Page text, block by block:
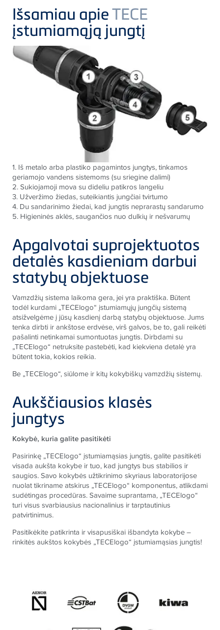
Išsamiau apieTECE
įstumiamąją jungtį
1. Iš metalo arba plastiko pagamintos jungtys, tinkamos
geriamojo vandens sistemoms (su sriegine dalimi)
2. Sukiojamoji mova su dideliu patikros langeliu
3. Užveržimo žiedas, suteikiantis jungčiai tvirtumo
4. Du sandarinimo žiedai, kad jungtis neprarastų sandarumo
5. Higieninės aklės, saugančios nuo dulkių ir nešvarumų
Apgalvotai suprojektuotos
detalės kasdieniam darbui
statybų objektuose
Vamzdžių sistema laikoma gera, jei yra praktiška. Būtent
todėl kurdami „TECElogo“ įstumiamųjų jungčių sistemą
atsižvelgėme į jūsų kasdienį darbą statybų objektuose. Jums
tenka dirbti ir ankštose erdvėse, virš galvos, be to, gali reikėti
pašalinti netinkamai sumontuotas jungtis. Dirbdami su
„TECElogo“ netruksite pastebėti, kad kiekviena detalė yra
būtent tokia, kokios reikia.
Be „TECElogo“, siūlome ir kitų kokybiškų vamzdžių sistemų.
Aukščiausios klasės
jungtys
Kokybė, kuria galite pasitikėti
Pasirinkę „TECElogo“ įstumiamąsias jungtis, galite pasitikėti
visada aukšta kokybe ir tuo, kad jungtys bus stabilios ir
saugios. Savo kokybės užtikrinimo skyriaus laboratorijose
nuolat tikriname atskirus „TECElogo“ komponentus, atlikdami
sudėtingas procedūras. Savaime suprantama, „TECElogo“
turi visus svarbiausius nacionalinius ir tarptautinius
patvirtinimus.
Pasitikėkite patikrinta ir visapusiškai išbandyta kokybe –
rinkitės aukštos kokybės „TECElogo“ įstumiamąsias jungtis!